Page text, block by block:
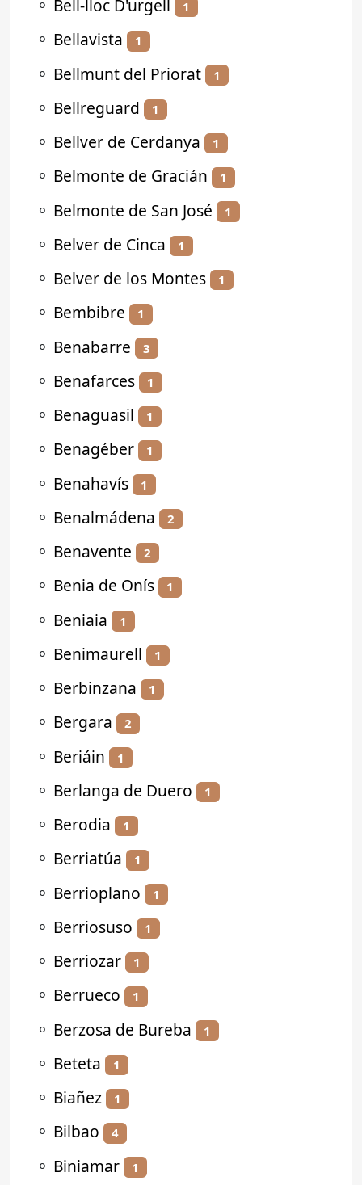
⚬ Bell-lloc D'urgell 1
⚬ Bellavista 1
⚬ Bellmunt del Priorat 1
⚬ Bellreguard 1
⚬ Bellver de Cerdanya 1
⚬ Belmonte de Gracián 1
⚬ Belmonte de San José 1
⚬ Belver de Cinca 1
⚬ Belver de los Montes 1
⚬ Bembibre 1
⚬ Benabarre 3
⚬ Benafarces 1
⚬ Benaguasil 1
⚬ Benagéber 1
⚬ Benahavís 1
⚬ Benalmádena 2
⚬ Benavente 2
⚬ Benia de Onís 1
⚬ Beniaia 1
⚬ Benimaurell 1
⚬ Berbinzana 1
⚬ Bergara 2
⚬ Beriáin 1
⚬ Berlanga de Duero 1
⚬ Berodia 1
⚬ Berriatúa 1
⚬ Berrioplano 1
⚬ Berriosuso 1
⚬ Berriozar 1
⚬ Berrueco 1
⚬ Berzosa de Bureba 1
⚬ Beteta 1
⚬ Biañez 1
⚬ Bilbao 4
⚬ Biniamar 1